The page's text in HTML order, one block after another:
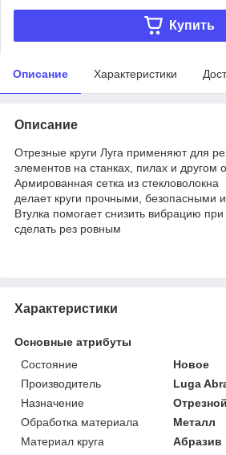
Купить
Описание Характеристики
Описание
Отрезные круги Луга применяют для
элементов на станках, пилах и другом
Армированная сетка из стекловолокна
делает круги прочными, безопасными
Втулка помогает снизить вибрацию
сделать рез ровным
Характеристики
Основные атрибуты
Состояние
Новое
Производитель
Luga
Назначение
Отрезной
Обработка материала
Металл
Материал круга
Абразив